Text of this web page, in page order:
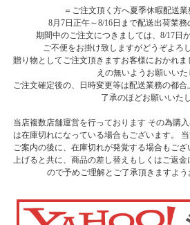
＝ご注文頂く方へ夏季休暇配送業
8月7日正午～8/16日まで配送出荷業
期間中のご注文につきましては、8/17日
ご不便をお掛け致しますがどうぞよろ
贈り物としてご注文頂きますお客様におかれ
えの無いようお願いい
ご注文確定後の、日時変更等は配送業務の都
了承のほどお願いいた
当店複数店舗運営を行っております その為購
は在庫切れになっている場合もございます。
ご案内の後に、在庫切れが発覚する場合もご
上げると共に、商品の差し替えもしくはご返
ので予めご理解とご了承頂きますよ